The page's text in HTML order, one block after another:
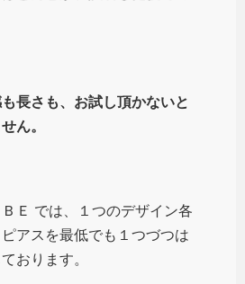
長さも、お試し頂かないと
ん。
Ｅ では、１つのデザイン各
アスを最低でも１つづつは
おります。